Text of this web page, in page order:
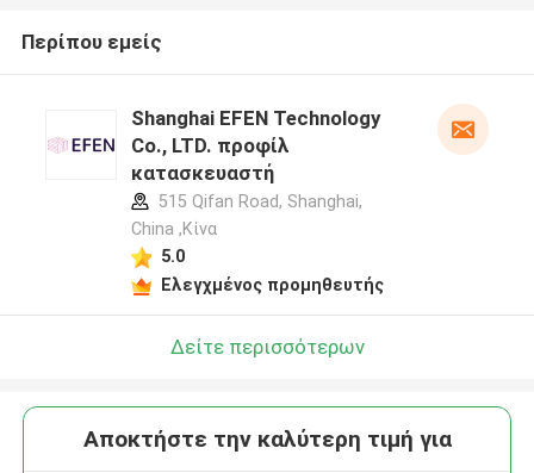
Περίπου εμείς
Shanghai EFEN Technology
Co., LTD. προφίλ
κατασκευαστή
515 Qifan Road, Shanghai,
China ,Κίνα
5.0
Ελεγχμένος προμηθευτής
Δείτε περισσότερων
Αποκτήστε την καλύτερη τιμή για